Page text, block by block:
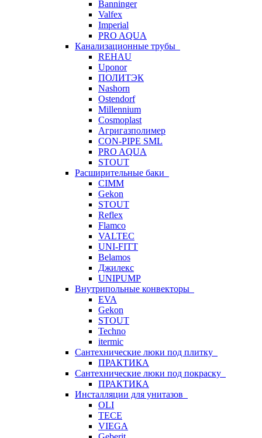
Banninger
Valfex
Imperial
PRO AQUA
Канализационные трубы
REHAU
Uponor
ПОЛИТЭК
Nashorn
Ostendorf
Millennium
Cosmoplast
Агригазполимер
CON-PIPE SML
PRO AQUA
STOUT
Расширительные баки
CIMM
Gekon
STOUT
Reflex
Flamco
VALTEC
UNI-FITT
Belamos
Джилекс
UNIPUMP
Внутрипольные конвекторы
EVA
Gekon
STOUT
Techno
itermic
Сантехнические люки под плитку
ПРАКТИКА
Сантехнические люки под покраску
ПРАКТИКА
Инсталляции для унитазов
OLI
TECE
VIEGA